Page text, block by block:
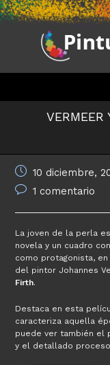
Saltar
al
contenido
VERMEER
Publicación
de
entrada:
10 diciembre,
Comentarios
entrada:
1 comentario
La joven de la perla
novela y un cuadro
como protagonista,
del pintor Johannes
Firth.
Destaca en esta
caracteriza aquella
puede ver también el
y el detallado